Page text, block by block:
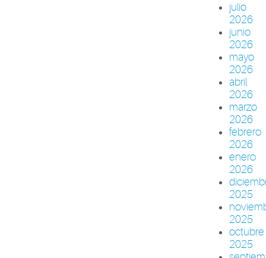
julio
2026
junio
2026
mayo
2026
abril
2026
marzo
2026
febrero
2026
enero
2026
2025
2025
octubre
2025